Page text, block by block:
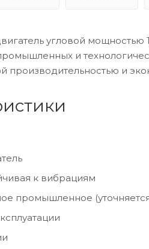
угловой
и
производительностью и
к вибрациям
промышленное